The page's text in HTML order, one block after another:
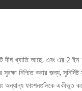
খ্যাতি আছে, এবং এর 2 ইন
সুরক্ষা নিশ্চিত করার জন্য,
অন্যান্য ফাংশনগুলিকে একীভূত